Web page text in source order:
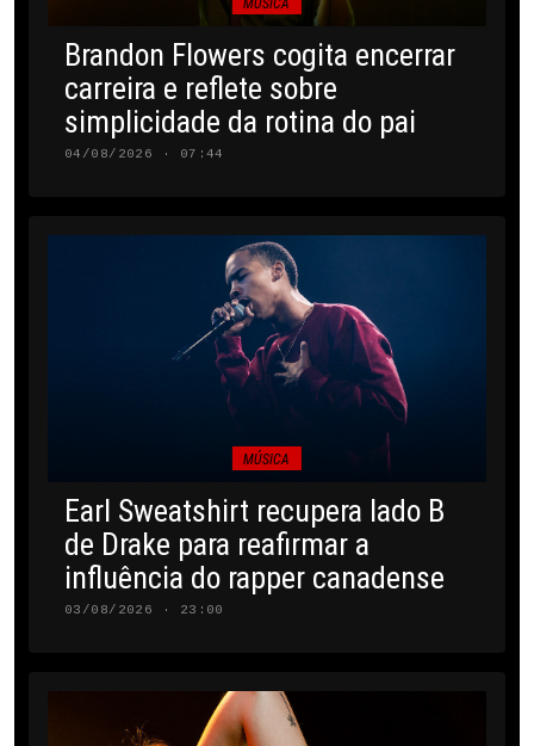
Brandon Flowers cogita encerrar
carreira e reflete sobre
simplicidade da rotina do pai
04/08/2026 · 07:44
MÚSICA
Earl Sweatshirt recupera lado B
de Drake para reafirmar a
influência do rapper canadense
03/08/2026 · 23:00